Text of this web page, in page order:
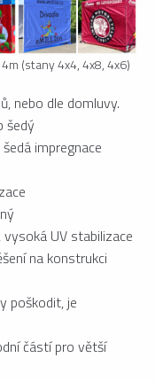
(stany 4x4, 4x8, 4x6)
nebo dle domluvy.
šedý
impregnace
UV stabilizace
na konstrukci
poškodit, je
částí pro větší